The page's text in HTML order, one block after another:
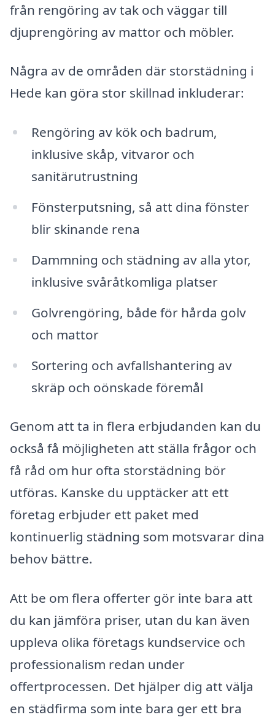
från rengöring av tak och väggar till
djuprengöring av mattor och möbler.
Några av de områden där storstädning i
Hede kan göra stor skillnad inkluderar:
Rengöring av kök och badrum,
inklusive skåp, vitvaror och
sanitärutrustning
Fönsterputsning, så att dina fönster
blir skinande rena
Dammning och städning av alla ytor,
inklusive svåråtkomliga platser
Golvrengöring, både för hårda golv
och mattor
Sortering och avfallshantering av
skräp och oönskade föremål
Genom att ta in flera erbjudanden kan du
också få möjligheten att ställa frågor och
få råd om hur ofta storstädning bör
utföras. Kanske du upptäcker att ett
företag erbjuder ett paket med
kontinuerlig städning som motsvarar dina
behov bättre.
Att be om flera offerter gör inte bara att
du kan jämföra priser, utan du kan även
uppleva olika företags kundservice och
professionalism redan under
offertprocessen. Det hjälper dig att välja
en städfirma som inte bara ger ett bra